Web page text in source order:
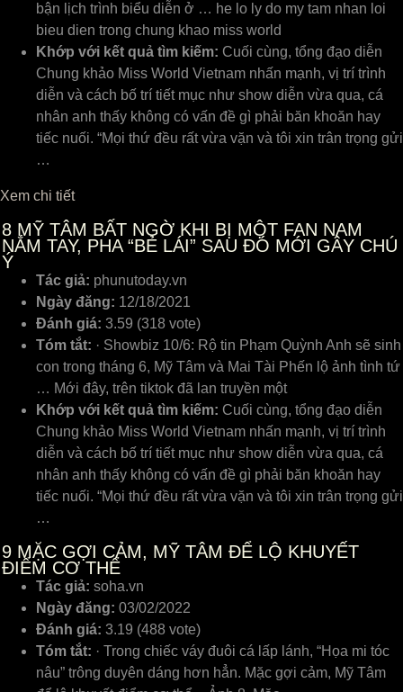
bận lịch trình biểu diễn ở … he lo ly do my tam nhan loi
bieu dien trong chung khao miss world
Khớp với kết quả tìm kiếm: Cuối cùng, tổng đạo diễn
Chung khảo Miss World Vietnam nhấn mạnh, vị trí trình
diễn và cách bố trí tiết mục như show diễn vừa qua, cá
nhân anh thấy không có vấn đề gì phải băn khoăn hay
tiếc nuối. “Mọi thứ đều rất vừa vặn và tôi xin trân trọng gửi
…
Xem chi tiết
8 MỸ TÂM BẤT NGỜ KHI BỊ MỘT FAN NAM
NẮM TAY, PHA “BẺ LÁI” SAU ĐÓ MỚI GÂY CHÚ
Ý
Tác giả: phunutoday.vn
Ngày đăng: 12/18/2021
Đánh giá: 3.59 (318 vote)
Tóm tắt: · Showbiz 10/6: Rộ tin Phạm Quỳnh Anh sẽ sinh
con trong tháng 6, Mỹ Tâm và Mai Tài Phến lộ ảnh tình tứ
… Mới đây, trên tiktok đã lan truyền một
Khớp với kết quả tìm kiếm: Cuối cùng, tổng đạo diễn
Chung khảo Miss World Vietnam nhấn mạnh, vị trí trình
diễn và cách bố trí tiết mục như show diễn vừa qua, cá
nhân anh thấy không có vấn đề gì phải băn khoăn hay
tiếc nuối. “Mọi thứ đều rất vừa vặn và tôi xin trân trọng gửi
…
9 MẶC GỢI CẢM, MỸ TÂM ĐỂ LỘ KHUYẾT
ĐIỂM CƠ THỂ
Tác giả: soha.vn
Ngày đăng: 03/02/2022
Đánh giá: 3.19 (488 vote)
Tóm tắt: · Trong chiếc váy đuôi cá lấp lánh, “Họa mi tóc
nâu” trông duyên dáng hơn hẳn. Mặc gợi cảm, Mỹ Tâm